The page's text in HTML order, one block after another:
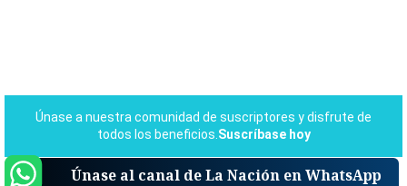
Únase al canal de La Nación en WhatsApp